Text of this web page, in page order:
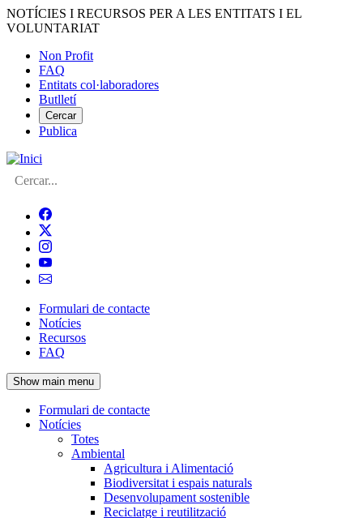
Vés
al
NOTÍCIES I RECURSOS PER A LES ENTITATS I EL
VOLUNTARIAT
Menú
del
compte
d'usuari
Non Profit
FAQ
Entitats col·laboradores
Butlletí
Cercar
Publica
Cerca
Navegació
principal
de
l'encapçalament
Formulari de contacte
Notícies
Recursos
FAQ
Show main menu
Navegació
principal
Formulari de contacte
Notícies
Totes
Ambiental
Agricultura i Alimentació
Biodiversitat i espais naturals
Desenvolupament sostenible
Reciclatge i reutilització